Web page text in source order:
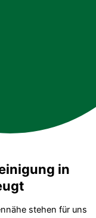
in
stehen für uns